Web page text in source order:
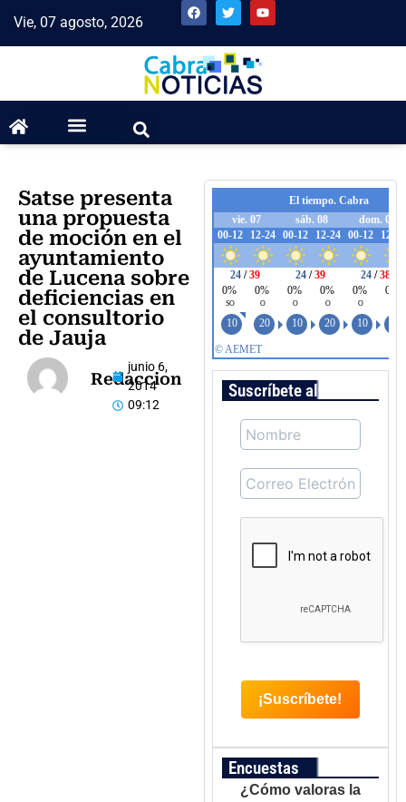
Vie, 07 agosto, 2026
Satse presenta
una propuesta
de moción en el
ayuntamiento
de Lucena sobre
deficiencias en
el consultorio
de Jauja
Redaccion
junio 6,
2014
09:12
Suscríbete al boletín
Encuestas
¿Cómo valoras la